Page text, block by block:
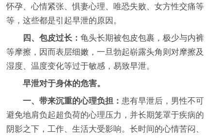
怀孕、心情紧张、惧妻心理、唯恐失败、女方性交痛等
等，这些都是引起早泄的原因。
四、包皮过长：龟头长期被包皮包裹，极少与内裤
等摩擦，因而表层细嫩，一旦勃起崭露头角则对摩擦及
湿度、温度变化等过于敏感，易致早泄。
早泄对于身体的危害。
一、带来沉重的心理负担： 患有早泄后，男性不可
避免地肩负起超负荷的心理压力，并长期笼罩于疾病的
阴影之下，工作、生活大受影响。长时间的心情苦闷、